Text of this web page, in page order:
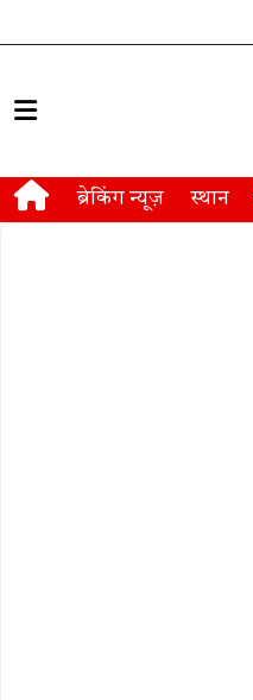
ब्रेकिंग न्यूज़ स्थान